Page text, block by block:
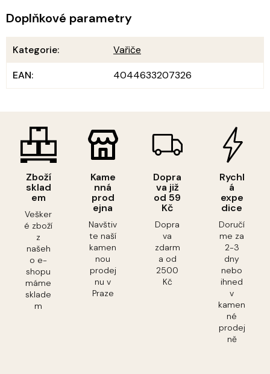
Zboží
sklad
em
Vešker
é zboží
z
našeh
o e-
shopu
máme
sklade
m
Kame
nná
prod
ejna
Navštiv
te naší
kamen
nou
prodej
nu v
Praze
Dopra
va již
od 59
Kč
Dopra
va
zdarm
a od
2500
Kč
Rychl
á
expe
dice
Doručí
me za
2-3
dny
nebo
ihned
v
kamen
né
prodej
ně
Doplňkové parametry
Kategorie:
Vařiče
EAN: 4044633207326